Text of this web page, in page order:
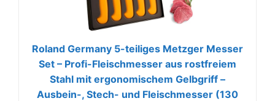
Roland Germany 5-teiliges Metzger Messer
Set – Profi-Fleischmesser aus rostfreiem
Stahl mit ergonomischem Gelbgriff –
Ausbein-, Stech- und Fleischmesser (130